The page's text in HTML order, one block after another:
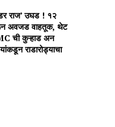
राज’ उघड ! १२
अवजड वाहतूक, थेट
ची कुऱ्हाड अन
राडारोड्याचा